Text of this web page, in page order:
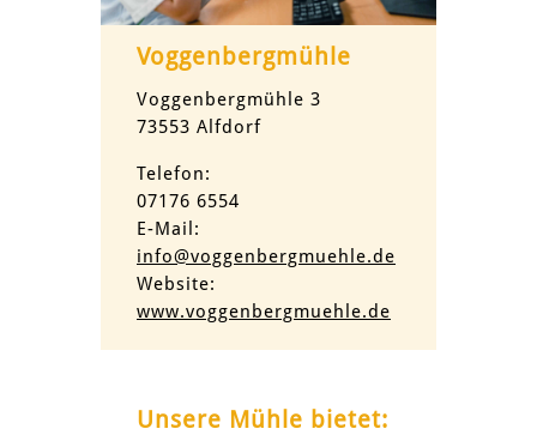
Voggenbergmühle
Voggenbergmühle 3
73553 Alfdorf
Telefon:
07176 6554
E-Mail:
info@voggenbergmuehle.de
Website:
www.voggenbergmuehle.de
Unsere Mühle bietet: